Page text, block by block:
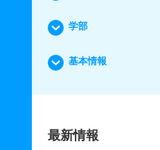
学部
基本情報
最新情報